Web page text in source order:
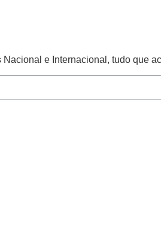
e Internacional, tudo que